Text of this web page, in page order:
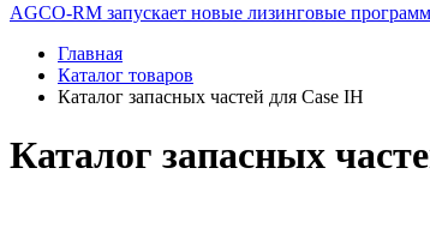
AGCO-RM запускает новые лизинговые
Главная
Каталог товаров
Каталог запасных частей для Case IH
Каталог запасных